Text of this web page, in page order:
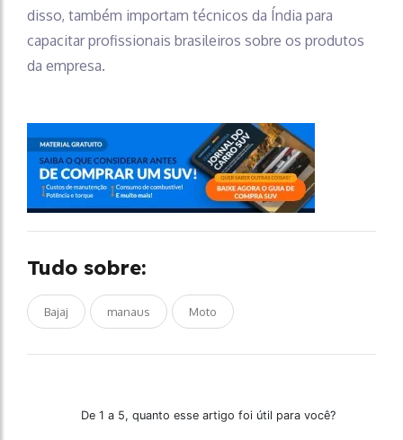
disso, também importam técnicos da Índia para
capacitar profissionais brasileiros sobre os produtos
da empresa.
Tudo sobre:
Bajaj manaus Moto
De 1 a 5, quanto esse artigo foi útil para você?